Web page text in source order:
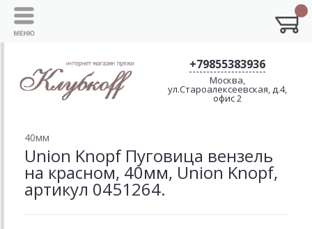
+79855383936
Москва,
ул.Староалексеевская, д.4,
офис 2
40мм
Union Knopf Пуговица вензель
на красном, 40мм, Union Knopf,
артикул 0451264.